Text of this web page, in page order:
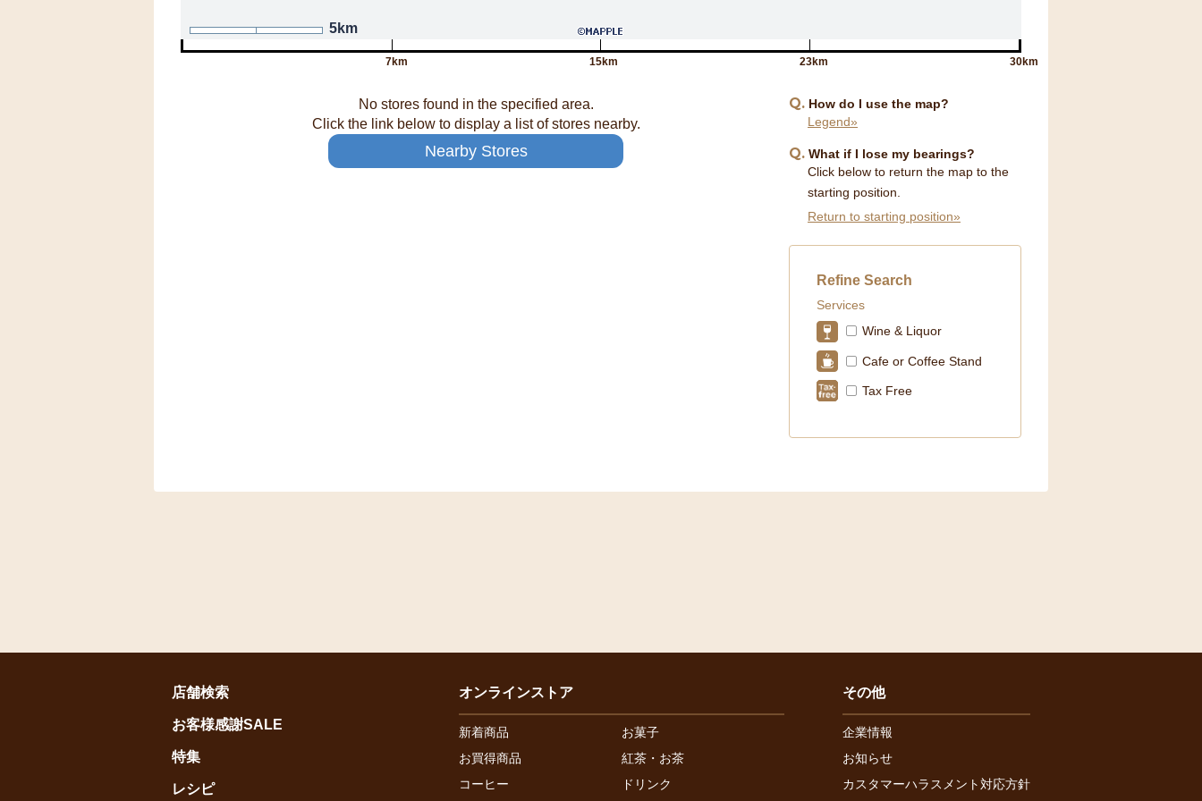
5km
7km 15km 23km 30km
No stores found in the specified area.
Click the link below to display a list of stores nearby.
Nearby Stores
Q
How do I use the map?
Legend»
Q What if I lose my bearings?
Click below to return the map to the
starting position.
Return to starting position»
Refine Search
Services
Wine & Liquor
Cafe or Coffee Stand
Tax Free
店舗検索
お客様感謝SALE
特集
レシピ
オンラインストア
新着商品
お菓子
お買得商品
紅茶・お茶
コーヒー
ドリンク
その他
企業情報
お知らせ
カスタマーハラスメント対応方針